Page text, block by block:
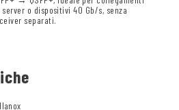
o dispositivi 40 Gb/s, senza
separati.